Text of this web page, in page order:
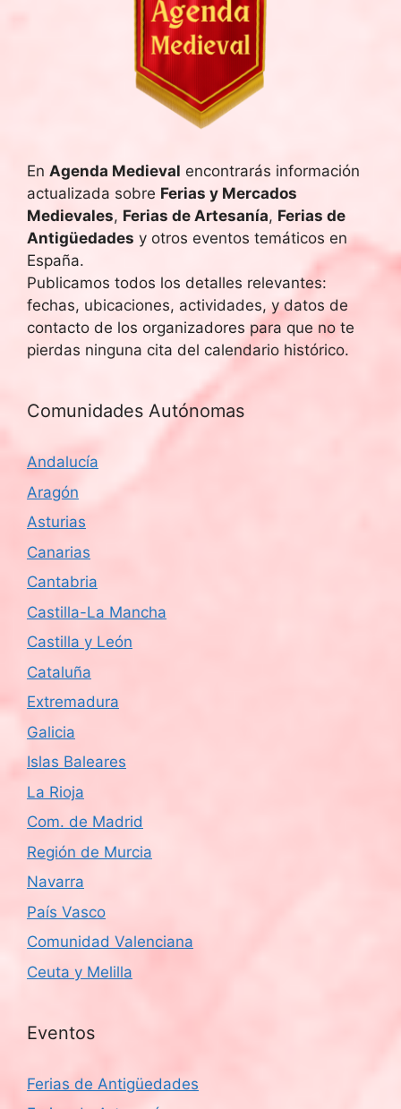
En Agenda Medieval encontrarás información
actualizada sobre Ferias y Mercados
Medievales, Ferias de Artesanía, Ferias de
Antigüedades y otros eventos temáticos en
España.
Publicamos todos los detalles relevantes:
fechas, ubicaciones, actividades, y datos de
contacto de los organizadores para que no te
pierdas ninguna cita del calendario histórico.
Comunidades Autónomas
Andalucía
Aragón
Asturias
Canarias
Cantabria
Castilla-La Mancha
Castilla y León
Cataluña
Extremadura
Galicia
Islas Baleares
La Rioja
Com. de Madrid
Región de Murcia
Navarra
País Vasco
Comunidad Valenciana
Ceuta y Melilla
Eventos
Ferias de Antigüedades